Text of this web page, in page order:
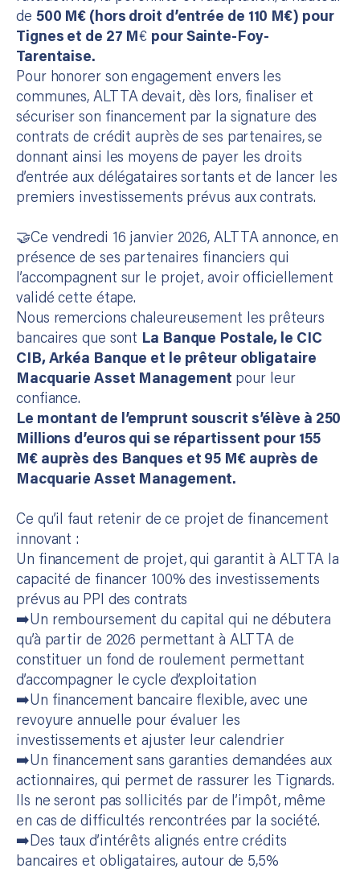
de 500 M€ (hors droit d’entrée de 110 M€) pour
Tignes et de 27 M€ pour Sainte-Foy-
Tarentaise.
Pour honorer son engagement envers les
communes, ALTTA devait, dès lors, finaliser et
sécuriser son financement par la signature des
contrats de crédit auprès de ses partenaires, se
donnant ainsi les moyens de payer les droits
d’entrée aux délégataires sortants et de lancer les
premiers investissements prévus aux contrats.
🤝​Ce vendredi 16 janvier 2026, ALTTA annonce, en
présence de ses partenaires financiers qui
l’accompagnent sur le projet, avoir officiellement
validé cette étape.
Nous remercions chaleureusement les prêteurs
bancaires que sont La Banque Postale, le CIC
CIB, Arkéa Banque et le prêteur obligataire
Macquarie Asset Management pour leur
confiance.
Le montant de l’emprunt souscrit s’élève à 250
Millions d’euros qui se répartissent pour 155
M€ auprès des Banques et 95 M€ auprès de
Macquarie Asset Management.
Ce qu’il faut retenir de ce projet de financement
innovant :
Un financement de projet, qui garantit à ALTTA la
capacité de financer 100% des investissements
prévus au PPI des contrats
➡️​Un remboursement du capital qui ne débutera
qu’à partir de 2026 permettant à ALTTA de
constituer un fond de roulement permettant
d’accompagner le cycle d’exploitation
➡️​Un financement bancaire flexible, avec une
revoyure annuelle pour évaluer les
investissements et ajuster leur calendrier
➡️​Un financement sans garanties demandées aux
actionnaires, qui permet de rassurer les Tignards.
Ils ne seront pas sollicités par de l’impôt, même
en cas de difficultés rencontrées par la société.
➡️​Des taux d’intérêts alignés entre crédits
bancaires et obligataires, autour de 5,5%